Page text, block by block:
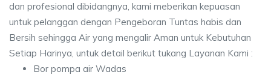
dan profesional dibidangnya, kami meberikan kepuasan
untuk pelanggan dengan Pengeboran Tuntas habis dan
Bersih sehingga Air yang mengalir Aman untuk Kebutuhan
Setiap Harinya, untuk detail berikut tukang Layanan Kami :
Bor pompa air Wadas